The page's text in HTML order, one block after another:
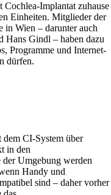
Implantat zuhause
Einheiten. Mitglieder der
Wien – darunter auch
Gindl – haben dazu
Programme und Internet-
dürfen.
dem CI-System über
in den
der Umgebung werden
Handy und
sind – daher vorher